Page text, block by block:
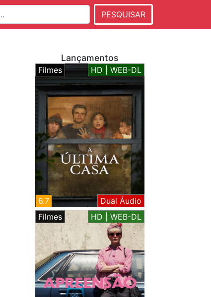
PESQUISAR
Lançamentos
Filmes HD | WEB-DL
6.7
Dual Áudio
Filmes
HD | WEB-DL